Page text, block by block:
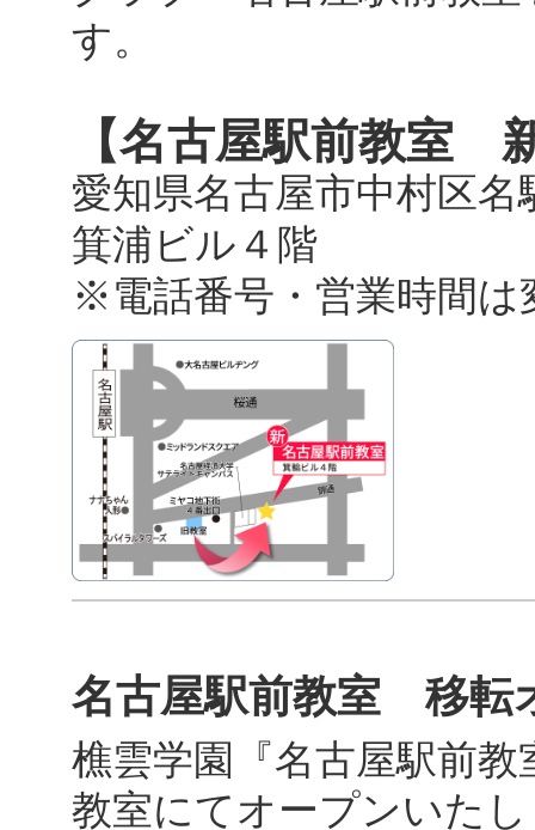
す。
【名古屋駅前教室
愛知県名古屋市中村区名
箕浦ビル４階
※電話番号・営業時間は
名古屋駅前教室 移転
樵雲学園『名古屋駅前
教室にてオープンいた